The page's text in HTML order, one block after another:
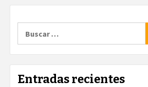
Entradas recientes